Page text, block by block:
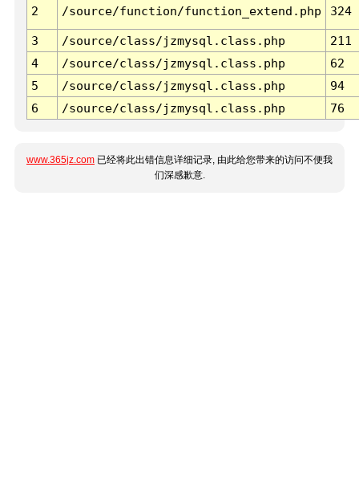
2 /source/function/function_extend.php 324
3 /source/class/jzmysql.class.php
211
4
/source/class/jzmysql.class.php
62
5
/source/class/jzmysql.class.php
94
6
/source/class/jzmysql.class.php 76
www.365jz.com 已经将此出错信息详细记录, 由此给您带来的访问不便我
们深感歉意.